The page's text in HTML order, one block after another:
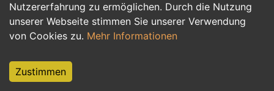
Nutzererfahrung zu ermöglichen. Durch die Nutzung
unserer Webseite stimmen Sie unserer Verwendung
von Cookies zu. Mehr Informationen
Zustimmen
Einkauf, Logistik, Materialwirtschaft
Weiterbildung, Studium, duale Ausbildung
Tourismus